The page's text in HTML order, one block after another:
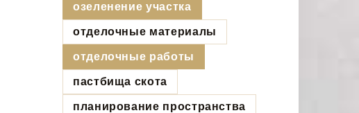
озеленение участка
отделочные материалы
отделочные работы
пастбища скота
планирование пространства